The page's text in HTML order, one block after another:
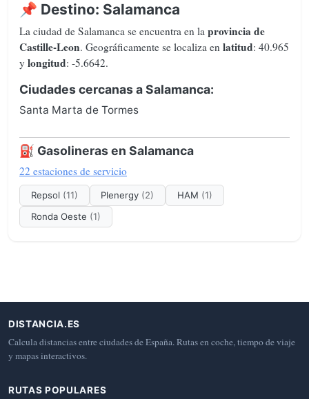
📌 Destino: Salamanca
La ciudad de Salamanca se encuentra en la provincia de
Castille-Leon. Geográficamente se localiza en latitud: 40.965
y longitud: -5.6642.
Ciudades cercanas a Salamanca:
Santa Marta de Tormes
⛽ Gasolineras en Salamanca
22 estaciones de servicio
Repsol (11) Plenergy (2) HAM (1)
Ronda Oeste (1)
DISTANCIA.ES
Calcula distancias entre ciudades de España. Rutas en coche, tiempo de viaje
y mapas interactivos.
RUTAS POPULARES